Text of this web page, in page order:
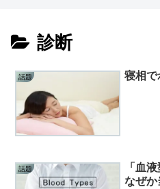
診断
話題 寝相
話題
「血
なぜか